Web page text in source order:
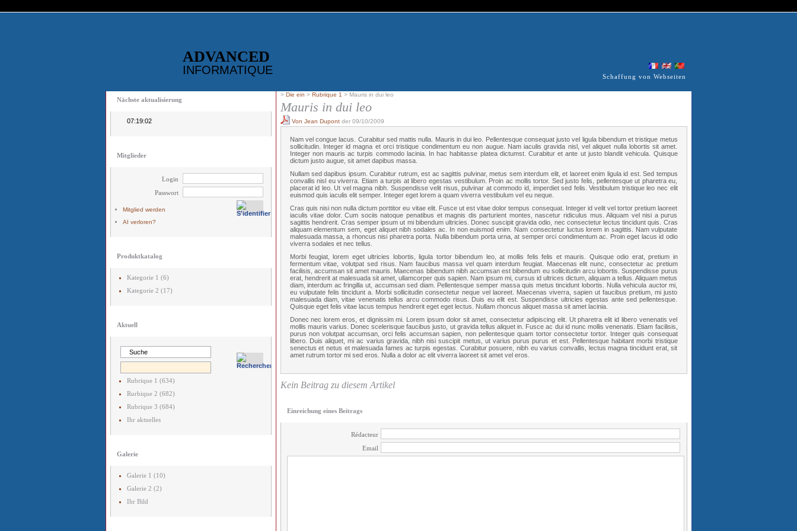
ADVANCED
INFORMATIQUE Schaffung von Webseiten
Nächste aktualisierung
07:19:02
Mitglieder
Login
Passwort
Mitglied werden
AI verloren?
Produktkatalog
Kategorie 1 (6)
Kategorie 2 (17)
Aktuell
Rubrique 1 (634)
Rurbique 2 (682)
Rubrique 3 (684)
Ihr aktuelles
Galerie
Galerie 1 (10)
Galerie 2 (2)
Ihr Bild
> Die ein > Rubrique 1 > Mauris in dui leo
Mauris in dui leo
Von Jean Dupontder 09/10/2009
Nam vel congue lacus. Curabitur sed mattis nulla. Mauris in dui leo. Pellentesque consequat justo vel ligula bibendum et tristique metus
sollicitudin. Integer id magna et orci tristique condimentum eu non augue. Nam iaculis gravida nisl, vel aliquet nulla lobortis sit amet.
Integer non mauris ac turpis commodo lacinia. In hac habitasse platea dictumst. Curabitur et ante ut justo blandit vehicula. Quisque
dictum justo augue, sit amet dapibus massa.
Nullam sed dapibus ipsum. Curabitur rutrum, est ac sagittis pulvinar, metus sem interdum elit, et laoreet enim ligula id est. Sed tempus
convallis nisl eu viverra. Etiam a turpis at libero egestas vestibulum. Proin ac mollis tortor. Sed justo felis, pellentesque ut pharetra eu,
placerat id leo. Ut vel magna nibh. Suspendisse velit risus, pulvinar at commodo id, imperdiet sed felis. Vestibulum tristique leo nec elit
euismod quis iaculis elit semper. Integer eget lorem a quam viverra vestibulum vel eu neque.
Cras quis nisi non nulla dictum porttitor eu vitae elit. Fusce ut est vitae dolor tempus consequat. Integer id velit vel tortor pretium laoreet
iaculis vitae dolor. Cum sociis natoque penatibus et magnis dis parturient montes, nascetur ridiculus mus. Aliquam vel nisi a purus
sagittis hendrerit. Cras semper ipsum ut mi bibendum ultricies. Donec suscipit gravida odio, nec consectetur lectus tincidunt quis. Cras
aliquam elementum sem, eget aliquet nibh sodales ac. In non euismod enim. Nam consectetur luctus lorem in sagittis. Nam vulputate
malesuada massa, a rhoncus nisi pharetra porta. Nulla bibendum porta urna, at semper orci condimentum ac. Proin eget lacus id odio
viverra sodales et nec tellus.
Morbi feugiat, lorem eget ultricies lobortis, ligula tortor bibendum leo, at mollis felis felis et mauris. Quisque odio erat, pretium in
fermentum vitae, volutpat sed risus. Nam faucibus massa vel quam interdum feugiat. Maecenas elit nunc, consectetur ac pretium
facilisis, accumsan sit amet mauris. Maecenas bibendum nibh accumsan est bibendum eu sollicitudin arcu lobortis. Suspendisse purus
erat, hendrerit at malesuada sit amet, ullamcorper quis sapien. Nam ipsum mi, cursus id ultrices dictum, aliquam a tellus. Aliquam metus
diam, interdum ac fringilla ut, accumsan sed diam. Pellentesque semper massa quis metus tincidunt lobortis. Nulla vehicula auctor mi,
eu vulputate felis tincidunt a. Morbi sollicitudin consectetur neque vel laoreet. Maecenas viverra, sapien ut faucibus pretium, mi justo
malesuada diam, vitae venenatis tellus arcu commodo risus. Duis eu elit est. Suspendisse ultricies egestas ante sed pellentesque.
Quisque eget felis vitae lacus tempus hendrerit eget eget lectus. Nullam rhoncus aliquet massa sit amet lacinia.
Donec nec lorem eros, et dignissim mi. Lorem ipsum dolor sit amet, consectetur adipiscing elit. Ut pharetra elit id libero venenatis vel
mollis mauris varius. Donec scelerisque faucibus justo, ut gravida tellus aliquet in. Fusce ac dui id nunc mollis venenatis. Etiam facilisis,
purus non volutpat accumsan, orci felis accumsan sapien, non pellentesque quam tortor consectetur tortor. Integer quis consequat
libero. Duis aliquet, mi ac varius gravida, nibh nisi suscipit metus, ut varius purus purus et est. Pellentesque habitant morbi tristique
senectus et netus et malesuada fames ac turpis egestas. Curabitur posuere, nibh eu varius convallis, lectus magna tincidunt erat, sit
amet rutrum tortor mi sed eros. Nulla a dolor ac elit viverra laoreet sit amet vel eros.
Kein Beitrag zu diesem Artikel
Einreichung eines Beitrags
Rédacteur
Email